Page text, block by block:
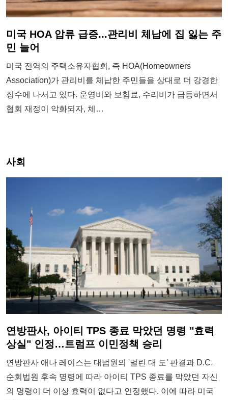
미국 HOA 압류 급증...관리비 체납에 집 잃는 주
민 늘어
미국 전역의 주택소유자협회, 즉 HOA(Homeowners
Association)가 관리비를 체납한 주민들을 상대로 더 강경한
징수에 나서고 있다. 운영비와 보험료, 수리비가 급등하면서
협회 재정이 악화되자, 체…
사회
연방판사, 아이티 TPS 종료 막았던 명령 "효력
상실" 인정…트럼프 이민정책 승리
연방판사 애나 레이스는 대법원의 '멀린 대 도' 판결과 D.C.
순회법원 후속 명령에 따라 아이티 TPS 종료를 막았던 자신
의 명령이 더 이상 효력이 없다고 인정했다. 이에 따라 미국